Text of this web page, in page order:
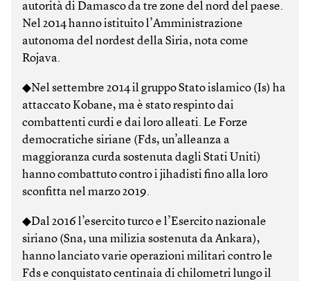
autorità di Damasco da tre zone del nord del paese.
Nel 2014 hanno istituito l’Amministrazione
autonoma del nordest della Siria, nota come
Rojava.
◆Nel settembre 2014 il gruppo Stato islamico (Is) ha
attaccato Kobane, ma è stato respinto dai
combattenti curdi e dai loro alleati. Le Forze
democratiche siriane (Fds, un’alleanza a
maggioranza curda sostenuta dagli Stati Uniti)
hanno combattuto contro i jihadisti fino alla loro
sconfitta nel marzo 2019.
◆Dal 2016 l’esercito turco e l’Esercito nazionale
siriano (Sna, una milizia sostenuta da Ankara),
hanno lanciato varie operazioni militari contro le
Fds e conquistato centinaia di chilometri lungo il